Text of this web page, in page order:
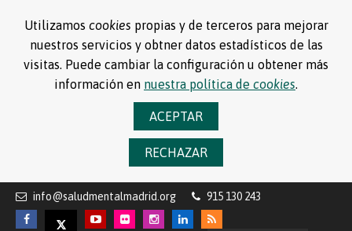
Utilizamos cookies propias y de terceros para mejorar
nuestros servicios y obtner datos estadísticos de las
visitas. Puede cambiar la configuración u obtener más
información en nuestra política de cookies.
ACEPTAR
RECHAZAR
info@saludmentalmadrid.org 915 130 243